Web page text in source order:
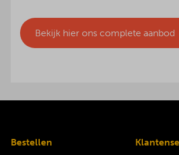
Bekijk hier ons complete aanbod
Bestellen